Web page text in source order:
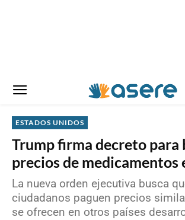
ESTADOS UNIDOS
Trump firma decreto para
precios de medicamentos
La nueva orden ejecutiva busca
ciudadanos paguen precios
se ofrecen en otros países